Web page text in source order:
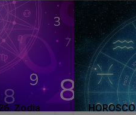
Zodia